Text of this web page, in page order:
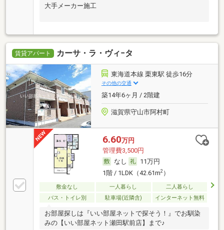
大手メーカー施工
賃貸アパート カーサ・ラ・ヴィ−タ
東海道本線 栗東駅 徒歩16分
その他の交通
築14年6ヶ月 / 2階建
滋賀県守山市阿村町
6.60万円
管理費3,500円
なし
11万円
1階 / 1LDK（42.61m2）
敷金なし 一人暮らし
二人暮らし
バス・トイレ別
駐車場(近隣含) インターネット無料
お部屋探しは『いい部屋ネットで探そう！』でお馴染
みの【いい部屋ネット瀬田駅前店】まで♪